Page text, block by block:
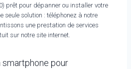
prêt pour dépanner ou installer votre
seule solution : téléphonez à notre
une prestation de services
sur notre site internet.
pour